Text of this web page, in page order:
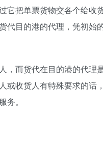
它把单票货物交各个给收
代目的港的代理，凭初始
，而货代在目的港的代理
或收货人有特殊要求的话
。